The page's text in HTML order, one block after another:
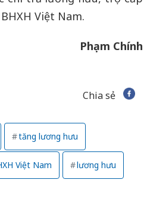
Việt Nam.
Phạm Chính
Chia sẻ
tăng lương hưu
Việt Nam lương hưu